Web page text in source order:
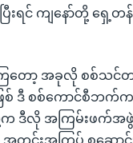
ြီးရင် ကျနော်တို့ ရှေ့တ
ြတော့ အခုလို စစ်သ
စ် ဒီ စစ်ကောင်စီဘက်က
ဒီလို အကြမ်းဖက်အ
တင်းအကြပ် စုဆော